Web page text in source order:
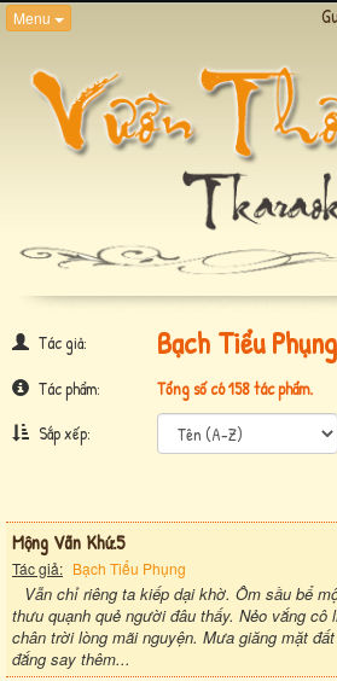
Menu
Tác giả: Bạch Tiểu Phụng
Tác phẩm:
Tổng số có 158 tác phẩm.
Sắp xếp:
Mộng Vãn Khứ.5
Tác giả: Bạch Tiểu Phụng
Vẫn chỉ riêng ta kiếp dại khờ. Ôm sầu bể
thưu quạnh quẻ người đâu thấy. Nẻo vắng
chân trời lòng mãi nguyện. Mưa giăng mặt
đắng say thêm...